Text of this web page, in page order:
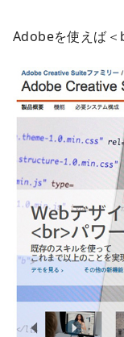
Adobeを使えば＜